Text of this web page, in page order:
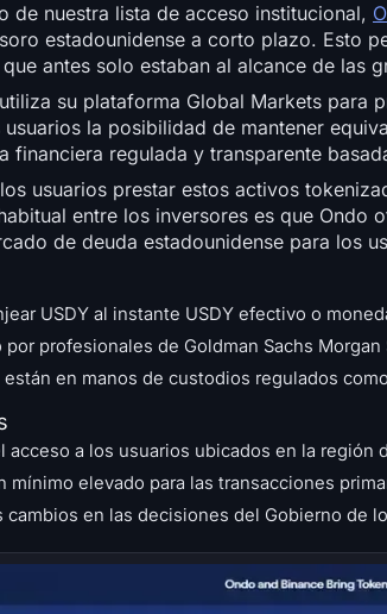
de nuestra lista de acceso institucional,
estadounidense a corto plazo. Esto
antes solo estaban al alcance de las
su plataforma Global Markets para
la posibilidad de mantener
financiera regulada y transparente
usuarios prestar estos activos
entre los inversores es que
de deuda estadounidense para los
USDY al instante USDY efectivo o
por profesionales de Goldman Sachs Morgan
en manos de custodios regulados
acceso a los usuarios ubicados en la región
mínimo elevado para las transacciones
cambios en las decisiones del Gobierno de